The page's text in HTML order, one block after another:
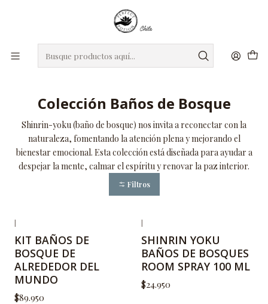
Regalos seleccionados para mamá
Inicio Colección Baños de Bosque
Colección Baños de Bosque
Shinrin-yoku (baño de bosque) nos invita a reconectar con la
naturaleza, fomentando la atención plena y mejorando el
bienestar emocional. Esta colección está diseñada para ayudar a
despejar la mente, calmar el espíritu y renovar la paz interior.
Filtros
|
KIT BAÑOS DE
BOSQUE DE
ALREDEDOR DEL
MUNDO
$89.950
|
SHINRIN YOKU
BAÑOS DE BOSQUES
ROOM SPRAY 100 ML
$24.950